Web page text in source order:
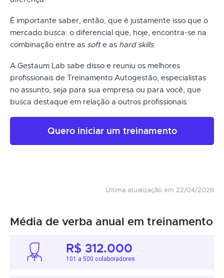
É importante saber, então, que é justamente isso que o
mercado busca: o diferencial que, hoje, encontra-se na
combinação entre as softe as hard skills.
A Gestaum Lab sabe disso e reuniu os melhores
profissionais de Treinamento Autogestão, especialistas
no assunto, seja para sua empresa ou para você, que
busca destaque em relação a outros profissionais.
Quero iniciar um treinamento
Última atualização em 22/04/2026
Média de verba anual em treinamento
R$ 312.000
101 a 500 colaboradores